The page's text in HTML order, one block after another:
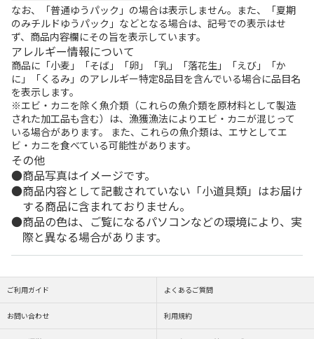
なお、「普通ゆうパック」の場合は表示しません。また、「夏期
のみチルドゆうパック」などとなる場合は、記号での表示はせ
ず、商品内容欄にその旨を表示しています。
アレルギー情報について
商品に「小麦」「そば」「卵」「乳」「落花生」「えび」「か
に」「くるみ」のアレルギー特定8品目を含んでいる場合に品目名
を表示します。
※エビ・カニを除く魚介類（これらの魚介類を原材料として製造
された加工品も含む）は、漁獲漁法によりエビ・カニが混じって
いる場合があります。 また、これらの魚介類は、エサとしてエ
ビ・カニを食べている可能性があります。
その他
商品写真はイメージです。
商品内容として記載されていない「小道具類」はお届け
する商品に含まれておりません。
商品の色は、ご覧になるパソコンなどの環境により、実
際と異なる場合があります。
ご利用ガイド よくあるご質問
お問い合わせ 利用規約